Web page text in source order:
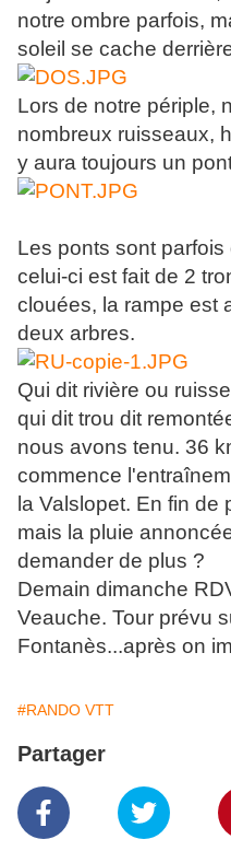
notre ombre parfois,
soleil se cache
Lors de notre périple,
nombreux ruisseaux,
y aura toujours un
Les ponts sont
celui-ci est fait de 2
clouées, la rampe est
deux arbres.
Qui dit rivière ou
qui dit trou dit
nous avons tenu. 36
commence
la Valslopet. En fin de
mais la pluie
demander de plus ?
Demain dimanche
Veauche. Tour prévu
Fontanès...après on
#RANDO VTT
Partager